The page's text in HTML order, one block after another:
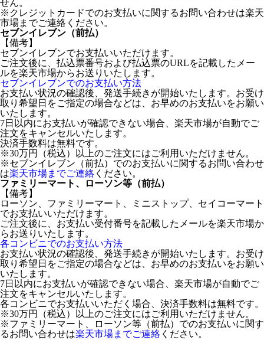
せん。
※クレジットカードでのお支払いに関するお問い合わせは楽天
市場までご連絡ください。
セブンイレブン（前払）
【備考】
セブンイレブンでお支払いいただけます。
ご注文後に、払込票番号および払込票のURLを記載したメー
ルを楽天市場からお送りいたします。
セブンイレブンでのお支払い方法
お支払い状況の確認後、発送手続きが開始いたします。お受け
取り希望日をご指定の場合などは、お早めのお支払いをお願い
いたします。
7日以内にお支払いが確認できない場合、楽天市場が自動でご
注文をキャンセルいたします。
決済手数料は無料です。
※30万円（税込）以上のご注文にはご利用いただけません。
※セブンイレブン（前払）でのお支払いに関するお問い合わせ
は楽天市場までご連絡 ください。
ファミリーマート、ローソン等（前払）
【備考】
ローソン、ファミリーマート、ミニストップ、セイコーマート
でお支払いいただけます。
ご注文後に、お支払い受付番号を記載したメールを楽天市場か
らお送りいたします。
各コンビニでのお支払い方法
お支払い状況の確認後、発送手続きが開始いたします。お受け
取り希望日をご指定の場合などは、お早めのお支払いをお願い
いたします。
7日以内にお支払いが確認できない場合、楽天市場が自動でご
注文をキャンセルいたします。
各コンビニでお支払いいただく場合、決済手数料は無料です。
※30万円（税込）以上のご注文にはご利用いただけません。
※ファミリーマート、ローソン等（前払）でのお支払いに関す
るお問い合わせは楽天市場までご連絡 ください。